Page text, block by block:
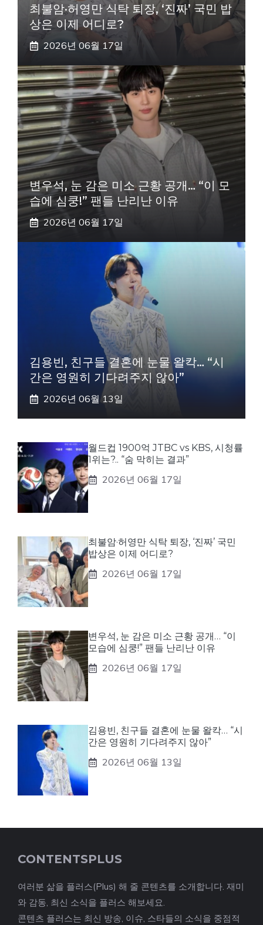
최불암·허영만 식탁 퇴장, ‘진짜’ 국민 밥
상은 이제 어디로?
2026년 06월 17일
변우석, 눈 감은 미소 근황 공개… “이 모
습에 심쿵!” 팬들 난리난 이유
2026년 06월 17일
김용빈, 친구들 결혼에 눈물 왈칵… “시
간은 영원히 기다려주지 않아”
2026년 06월 13일
월드컵 1900억 JTBC vs KBS, 시청률
1위는?.. “숨 막히는 결과”
2026년 06월 17일
최불암·허영만 식탁 퇴장, ‘진짜’ 국민
밥상은 이제 어디로?
2026년 06월 17일
변우석, 눈 감은 미소 근황 공개… “이
모습에 심쿵!” 팬들 난리난 이유
2026년 06월 17일
김용빈, 친구들 결혼에 눈물 왈칵… “시
간은 영원히 기다려주지 않아”
2026년 06월 13일
CONTENTSPLUS
여러분 삶을 플러스(Plus) 해 줄 콘텐츠를 소개합니다. 재미
와 감동, 최신 소식을 플러스 해보세요.
콘텐츠 플러스는 최신 방송, 이슈, 스타들의 소식을 중점적